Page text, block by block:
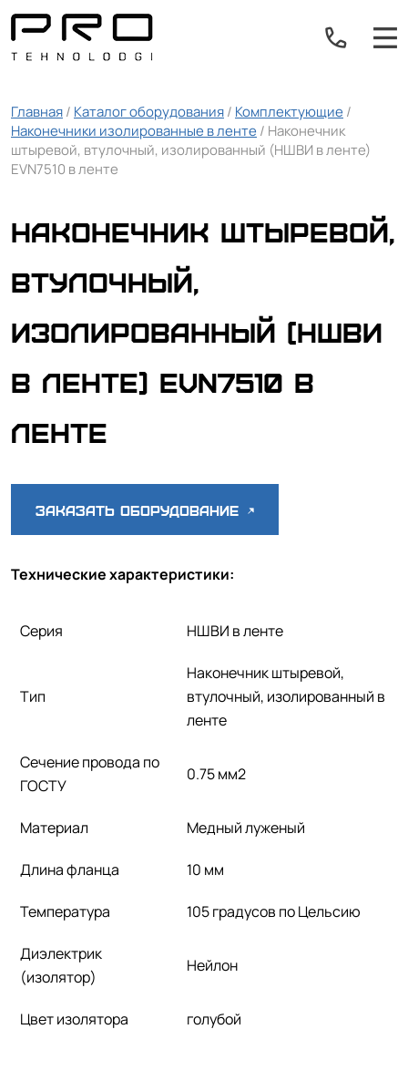
Главная/ Каталог оборудования/ Комплектующие/
Наконечники изолированные в ленте/ Наконечник
штыревой, втулочный, изолированный (НШВИ в ленте)
EVN7510 в ленте
Наконечник штыревой,
втулочный,
изолированный (НШВИ
в ленте) EVN7510 в
ленте
Заказать оборудование
Технические характеристики:
Серия НШВИ в ленте
Тип
Наконечник штыревой,
втулочный, изолированный в
ленте
Сечение провода по
ГОСТУ
0.75 мм2
Материал Медный луженый
Длина фланца 10 мм
Температура 105 градусов по Цельсию
Диэлектрик
(изолятор)
Нейлон
Цвет изолятора голубой